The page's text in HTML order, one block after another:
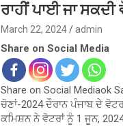
ਰਾਹੀਂ ਪਾਈ ਜਾ ਸਕਦੀ
March 22, 2024 admin
Share on Social Media
Share on Social Mediaok
ਚੋਣਾਂ-2024 ਦੌਰਾਨ ਪੰਜਾਬ ਦੇ
ਕਮਿਸ਼ਨ ਨੇ ਵੋਟਰਾਂ ਨੂੰ 1 ਜੂਨ,